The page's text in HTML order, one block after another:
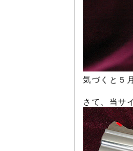
気づくと５
さて、当サ